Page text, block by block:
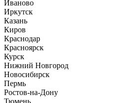
Иваново
Иркутск
Казань
Киров
Краснодар
Красноярск
Курск
Нижний Новгород
Новосибирск
Пермь
Ростов-на-Дону
Тюмень